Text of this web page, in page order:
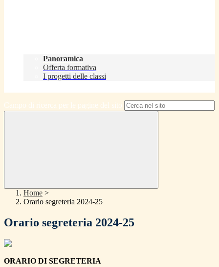
Panoramica
Offerta formativa
I progetti delle classi
Campo di ricerca per le pagine del sito
Home >
Orario segreteria 2024-25
Orario segreteria 2024-25
ORARIO DI SEGRETERIA